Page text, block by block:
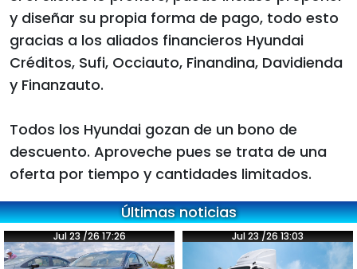
y diseñar su propia forma de pago, todo esto
gracias a los aliados financieros Hyundai
Créditos, Sufi, Occiauto, Finandina, Davidienda
y Finanzauto.
Todos los Hyundai gozan de un bono de
descuento. Aproveche pues se trata de una
oferta por tiempo y cantidades limitados.
Últimas noticias
Jul 23 /26 17:26 Jul 23 /26 13:03